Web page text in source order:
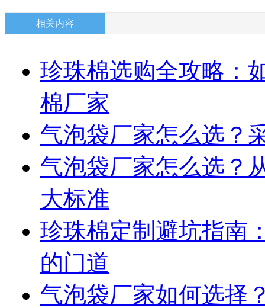
相关内容
珍珠棉选购全攻略：
棉厂家
气泡袋厂家怎么选？
气泡袋厂家怎么选？
大标准
珍珠棉定制避坑指南
的门道
气泡袋厂家如何选择